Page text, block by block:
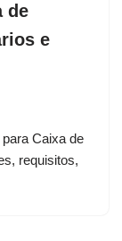
de
e
Caixa de
requisitos,